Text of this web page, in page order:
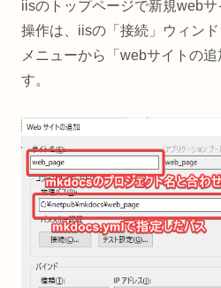
iisのトップページで新規webサ
操作は、iisの「接続」ウィンド
メニューから「webサイトの
す。